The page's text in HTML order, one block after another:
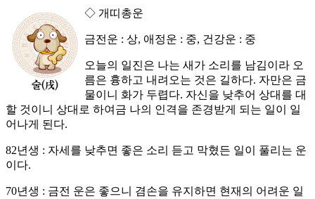
◇ 개띠총운
금전운 : 상, 애정운 : 중, 건강운 : 중
오늘의 일진은 나는 새가 소리를 남김이라 오
름은 흉하고 내려오는 것은 길하다. 자만은 금
물이니 화가 두렵다. 자신을 낮추어 상대를 대
할 것이니 상대로 하여금 나의 인격을 존경받게 되는 일이 일
어나게 된다.
82년생 : 자세를 낮추면 좋은 소리 듣고 막혔든 일이 풀리는 운
이다.
70년생 : 금전 운은 좋으니 겸손을 유지하면 현재의 어려운 일